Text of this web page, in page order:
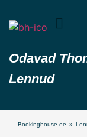
Odavad
Lennud
Bookinghouse.ee »